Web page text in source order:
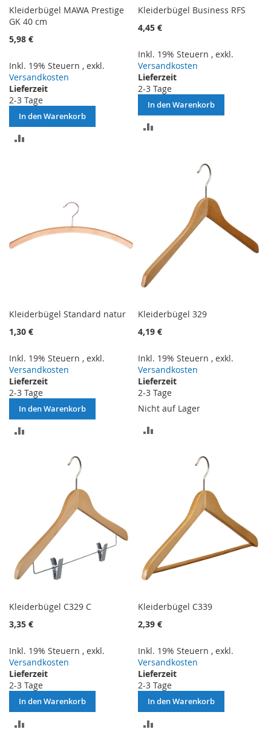
Kleiderbügel MAWA Prestige
GK 40 cm
5,98 €
Inkl. 19% Steuern , exkl.
Versandkosten
Lieferzeit
2-3 Tage
In den Warenkorb
Kleiderbügel Business RFS
4,45 €
Inkl. 19% Steuern ,exkl.
Versandkosten
Lieferzeit
2-3 Tage
In den Warenkorb
HINZUFÜGEN
Kleiderbügel Standard natur
1,30 €
Inkl. 19% Steuern , exkl.
Versandkosten
Lieferzeit
2-3 Tage
In den Warenkorb
HINZUFÜGEN
Kleiderbügel 329
4,19 €
Inkl. 19% Steuern ,exkl.
Versandkosten
Lieferzeit
2-3 Tage
Nicht auf Lager
HINZUFÜGEN
Kleiderbügel C329 C
3,35 €
Inkl. 19% Steuern , exkl.
Versandkosten
Lieferzeit
2-3 Tage
In den Warenkorb
Kleiderbügel C339
2,39 €
Inkl. 19% Steuern ,exkl.
Versandkosten
Lieferzeit
2-3 Tage
In den Warenkorb